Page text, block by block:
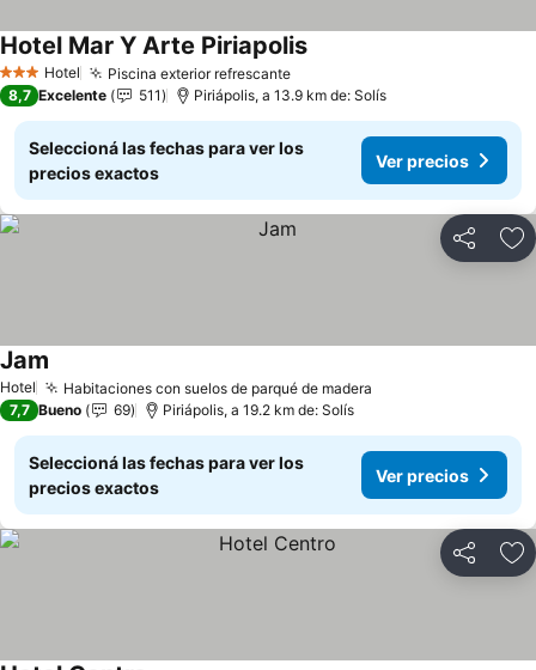
3 Estrellas
Hotel Piscina exterior refrescante
Hotel Mar Y Arte Piriapolis
8,7 Excelente 511 Piriápolis, a 13.9 km de: Solís
Seleccioná las fechas para ver los
precios exactos
Ver precios
Compartir
Hotel Habitaciones con suelos de parqué de madera
Jam
7,7 Bueno 69 Piriápolis, a 19.2 km de: Solís
Seleccioná las fechas para ver los
precios exactos
Ver precios
Compartir